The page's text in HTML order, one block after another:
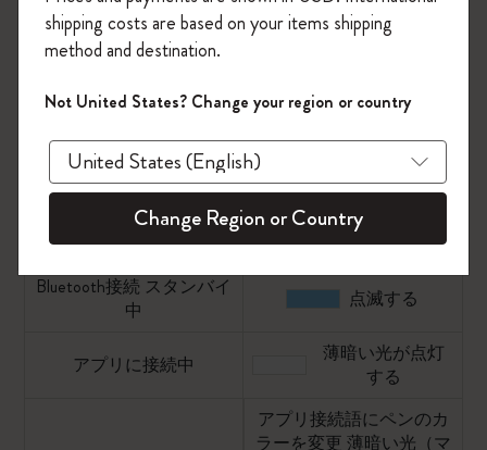
イエロー：スマートペンのメモリー残量わずか。モレス
キンノートアプリに接続しスマートペン内蔵データを転
ださい。
ステータスごとのモレスキン Pen+ Ellipse LEDカラー表
電源オン 点灯する
Bluetooth接続 スタンバイ
中
点滅する
アプリに接続中
薄暗い光が点灯
する
アプリ接続語にペンのカ
ラーを変更 薄暗い光（マ
「WELCOME10」を入力すると、初回注
文が10%オフ＋送料無料になります。セ
ール・アウトレット品は適用外。
Moleskineアカウントを作成して限定オフ
ァーや会員特典、さらに多くのインスピ
レーションを手に入れましょう。
今すぐ会員登録 !
shipping costs are based on your items shipping
method and destination.
Not United States? Change your region or country
Change Region or Country